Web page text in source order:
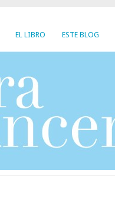
EL LIBRO ESTE BLOG